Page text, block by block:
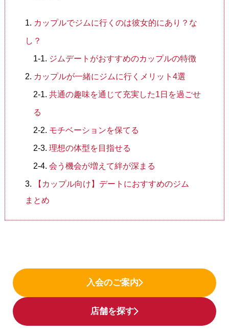
カップルでジムに行くのは彼女的にあり？な
し？
ジムデートがおすすめのカップルの特徴
カップルが一緒にジムに行くメリット4選
共通の趣味を通じて充実した1日を過ごせ
る
モチベーションを保てる
理想の体型を目指せる
会う機会が増えて絆が深まる
【カップル向け】デートにおすすめのジム
まとめ
入会のご案内
店舗を探す